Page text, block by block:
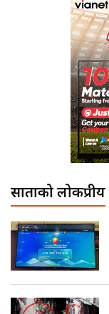
साताको लोकप्रीय